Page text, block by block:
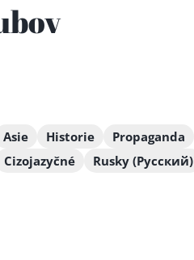
Asie Historie Propaganda
Cizojazyčné Rusky (Русский)